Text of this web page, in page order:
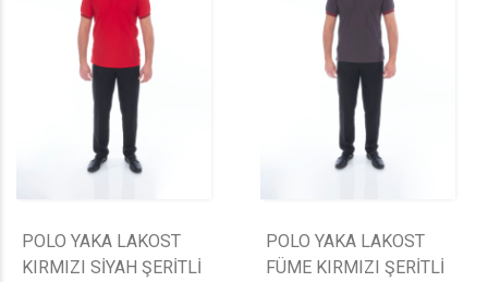
POLO YAKA LAKOST
KIRMIZI SİYAH ŞERİTLİ
POLO YAKA LAKOST
FÜME KIRMIZI ŞERİTLİ